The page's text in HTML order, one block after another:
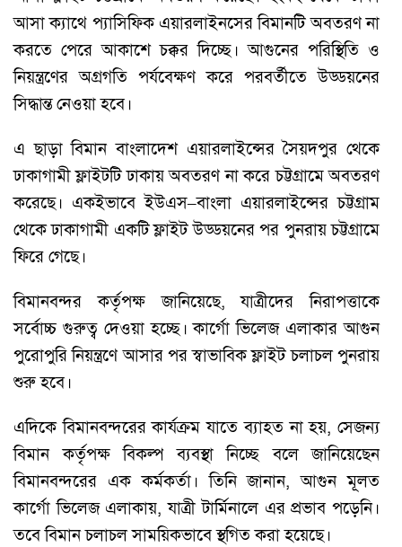
আসা ক্যাথে প্যাসিফিক এয়ারলাইনসের বিমানটি অবতরণ না
করতে পেরে আকাশে চক্কর দিচ্ছে। আগুনের পরিস্থিতি ও
নিয়ন্ত্রণের অগ্রগতি পর্যবেক্ষণ করে পরবর্তীতে উড্ডয়নের
সিদ্ধান্ত নেওয়া হবে।
এ ছাড়া বিমান বাংলাদেশ এয়ারলাইন্সের সৈয়দপুর থেকে
ঢাকাগামী ফ্লাইটটি ঢাকায় অবতরণ না করে চট্টগ্রামে অবতরণ
করেছে। একইভাবে ইউএস–বাংলা এয়ারলাইন্সের চট্টগ্রাম
থেকে ঢাকাগামী একটি ফ্লাইট উড্ডয়নের পর পুনরায় চট্টগ্রামে
ফিরে গেছে।
বিমানবন্দর কর্তৃপক্ষ জানিয়েছে, যাত্রীদের নিরাপত্তাকে
সর্বোচ্চ গুরুত্ব দেওয়া হচ্ছে। কার্গো ভিলেজ এলাকার আগুন
পুরোপুরি নিয়ন্ত্রণে আসার পর স্বাভাবিক ফ্লাইট চলাচল পুনরায়
শুরু হবে।
এদিকে বিমানবন্দরের কার্যক্রম যাতে ব্যাহত না হয়, সেজন্য
বিমান কর্তৃপক্ষ বিকল্প ব্যবস্থা নিচ্ছে বলে জানিয়েছেন
বিমানবন্দরের এক কর্মকর্তা। তিনি জানান, আগুন মূলত
কার্গো ভিলেজ এলাকায়, যাত্রী টার্মিনালে এর প্রভাব পড়েনি।
তবে বিমান চলাচল সাময়িকভাবে স্থগিত করা হয়েছে।